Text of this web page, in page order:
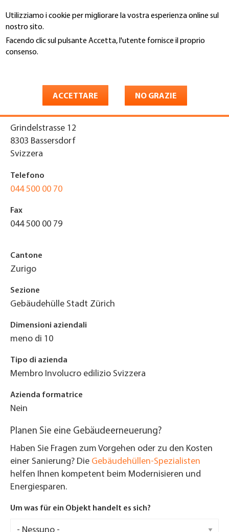
Utilizziamo i cookie per migliorare la vostra esperienza online sul
nostro sito.
Facendo clic sul pulsante Accetta, l'utente fornisce il proprio
consenso.
ACCETTARE NO GRAZIE
al
contenuto
principale
You
Indirizzo
Grindelstrasse 12
8303 Bassersdorf
Svizzera
Telefono
044 500 00 70
Fax
044 500 00 79
Cantone
Zurigo
Sezione
Gebäudehülle Stadt Zürich
Dimensioni aziendali
meno di 10
Tipo di azienda
Membro Involucro edilizio Svizzera
Azienda formatrice
Nein
Planen Sie eine Gebäudeerneuerung?
Haben Sie Fragen zum Vorgehen oder zu den Kosten
einer Sanierung? Die Gebäudehüllen-Spezialisten
helfen Ihnen kompetent beim Modernisieren und
Energiesparen.
Um was für ein Objekt handelt es sich?